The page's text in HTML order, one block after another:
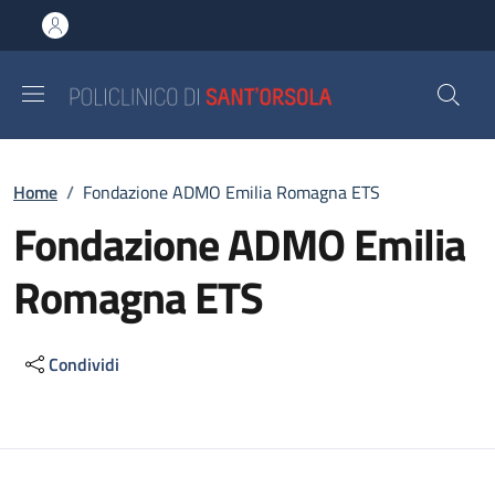
al contenuto principale
to footer content
Briciole di pane
Home / Fondazione ADMO Emilia Romagna ETS
Fondazione ADMO Emilia
Romagna ETS
Condividi